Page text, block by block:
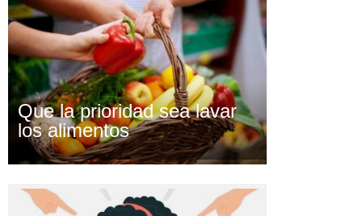
Que la prioridad sea lavar
los alimentos